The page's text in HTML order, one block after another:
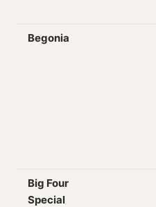
Begonia
Big Four
Special